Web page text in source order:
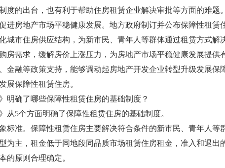
度的出台，也有利于帮助住房租赁企业解决审批等方面的难题。
房地产市场平稳健康发展。地方政府制订并公布保障性租赁
城市住房供应结构，为新市民、青年人等群体通过租赁方式解
房需求，缓解房价上涨压力，为房地产市场平稳健康发展提供
金融等政策支持，能够调动起房地产开发企业转型升级发展保
展保障性租赁住房。
确了哪些保障性租赁住房的基础制度？
5个方面明确了保障性租赁住房的基础制度。
准。保障性租赁住房主要解决符合条件的新市民、青年人等
为主，租金低于同地段同品质市场租赁住房租金，准入和退出
的原则合理确定。